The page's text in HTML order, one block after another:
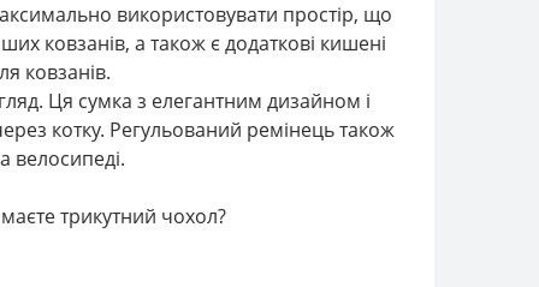
використовувати простір, що
ковзанів, а також є додаткові кишені
ковзанів.
Ця сумка з елегантним дизайном і
котку. Регульований ремінець також
велосипеді.
трикутний чохол?